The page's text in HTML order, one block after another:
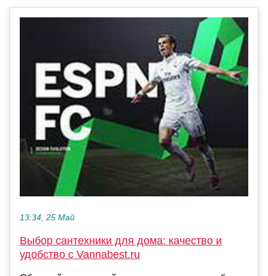
13:34, 25 Май
Выбор сантехники для дома: качество и
удобство с Vannabest.ru